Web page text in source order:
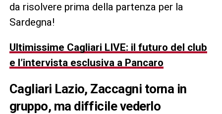
da risolvere prima della partenza per la
Sardegna!
Ultimissime Cagliari LIVE: il futuro del club
e l’intervista esclusiva a Pancaro
Cagliari Lazio, Zaccagni torna in
gruppo, ma difficile vederlo